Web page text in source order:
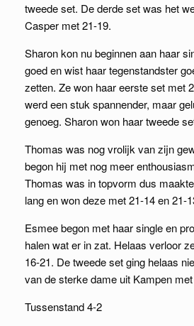
tweede set. De derde set was het
Casper met 21-19.
Sharon kon nu beginnen aan haar
goed en wist haar tegenstandster
zetten. Ze won haar eerste set met
werd een stuk spannender, maar
genoeg. Sharon won haar tweede
Thomas was nog vrolijk van zijn
begon hij met nog meer
Thomas was in topvorm dus
lang en won deze met 21-14 en 21-
Esmee begon met haar single en
halen wat er in zat. Helaas verloor
16-21. De tweede set ging helaas
van de sterke dame uit Kampen
Tussenstand 4-2